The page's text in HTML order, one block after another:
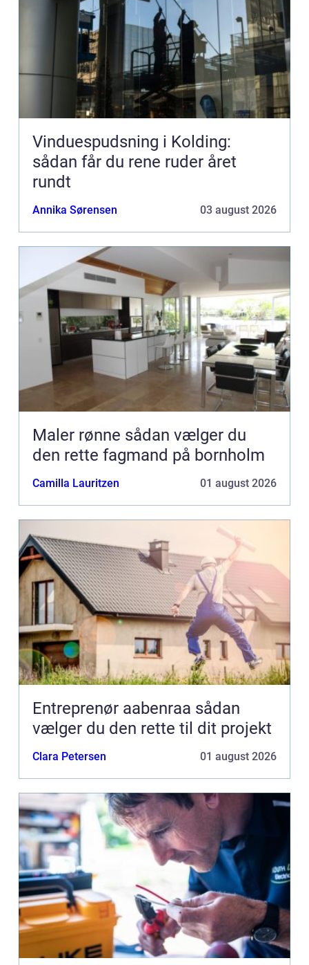
Vinduespudsning i Kolding:
sådan får du rene ruder året
rundt
Annika Sørensen 03 august 2026
Maler rønne sådan vælger du
den rette fagmand på bornholm
Camilla Lauritzen 01 august 2026
Entreprenør aabenraa sådan
vælger du den rette til dit projekt
Clara Petersen 01 august 2026